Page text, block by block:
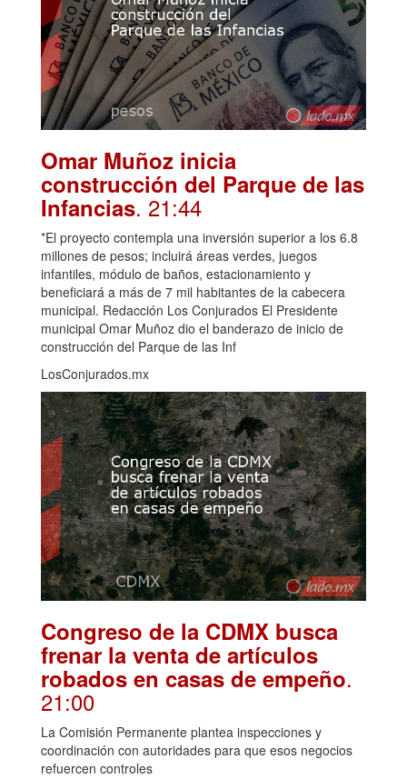
Omar Muñoz inicia
construcción del Parque de las
Infancias. 21:44
*El proyecto contempla una inversión superior a los 6.8
millones de pesos; incluirá áreas verdes, juegos
infantiles, módulo de baños, estacionamiento y
beneficiará a más de 7 mil habitantes de la cabecera
municipal. Redacción Los Conjurados El Presidente
municipal Omar Muñoz dio el banderazo de inicio de
construcción del Parque de las Inf
LosConjurados.mx
Congreso de la CDMX busca
frenar la venta de artículos
robados en casas de empeño.
21:00
La Comisión Permanente plantea inspecciones y
coordinación con autoridades para que esos negocios
refuercen controles